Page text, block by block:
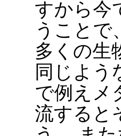
すから今
うことで
多くの生
同じよう
で例えメ
流すると